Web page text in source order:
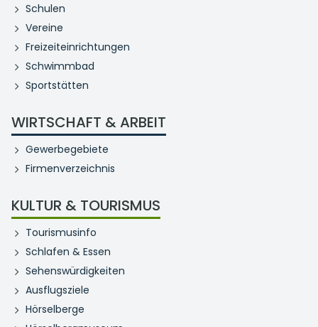
Schulen
Vereine
Freizeiteinrichtungen
Schwimmbad
Sportstätten
WIRTSCHAFT & ARBEIT
Gewerbegebiete
Firmenverzeichnis
KULTUR & TOURISMUS
Tourismusinfo
Schlafen & Essen
Sehenswürdigkeiten
Ausflugsziele
Hörselberge